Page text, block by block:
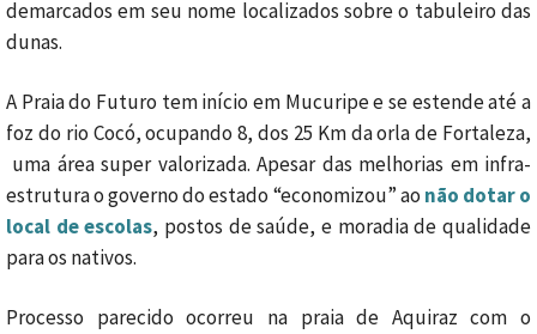
demarcados em seu nome localizados sobre o tabuleiro das
dunas.
A Praia do Futuro tem início em Mucuripe e se estende até a
foz do rio Cocó, ocupando 8, dos 25 Km da orla de Fortaleza,
uma área super valorizada. Apesar das melhorias em infra-
estrutura o governo do estado “economizou” ao não dotar o
local de escolas, postos de saúde, e moradia de qualidade
para os nativos.
Processo parecido ocorreu na praia de Aquiraz com o